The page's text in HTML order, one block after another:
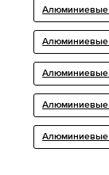
Алюминиевые
Алюминиевые
Алюминиевые
Алюминиевые
Алюминиевые